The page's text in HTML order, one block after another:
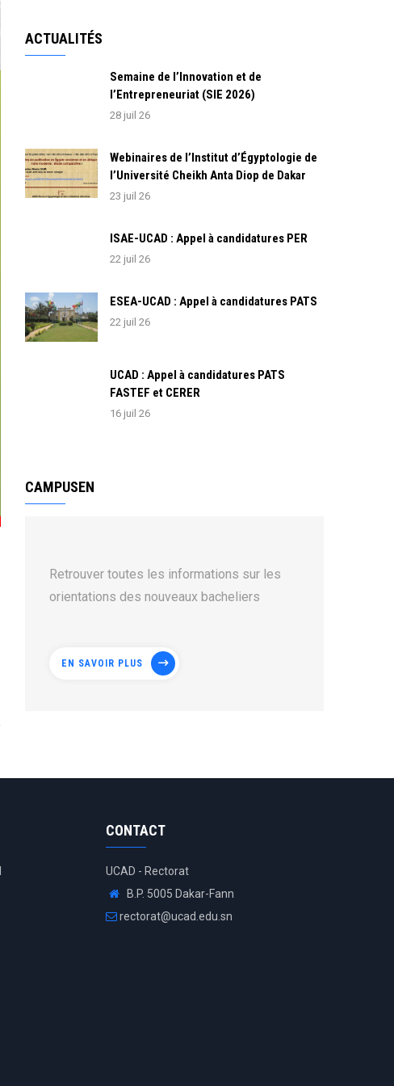
ACTUALITÉS
Semaine de l’Innovation et de
l’Entrepreneuriat (SIE 2026)
28 juil 26
Webinaires de l’Institut d’Égyptologie de
l’Université Cheikh Anta Diop de Dakar
23 juil 26
ISAE-UCAD : Appel à candidatures PER
22 juil 26
ESEA-UCAD : Appel à candidatures PATS
22 juil 26
UCAD : Appel à candidatures PATS
FASTEF et CERER
16 juil 26
CAMPUSEN
Retrouver toutes les informations sur les
orientations des nouveaux bacheliers
EN SAVOIR PLUS
CONTACT
UCAD - Rectorat
B.P. 5005 Dakar-Fann
rectorat@ucad.edu.sn